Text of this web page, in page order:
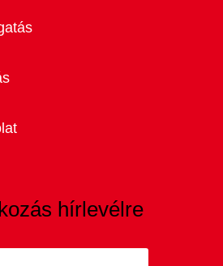
hírlevélre